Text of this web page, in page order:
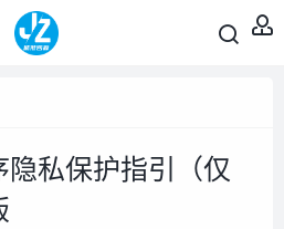
私保护指引（仅